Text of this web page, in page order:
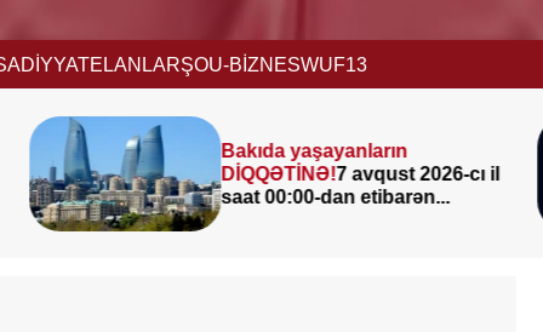
ELANLARŞOU-BİZNESWUF13
il
7 avqustda bizi nələr gözləyir?
—ULDUZ FALI